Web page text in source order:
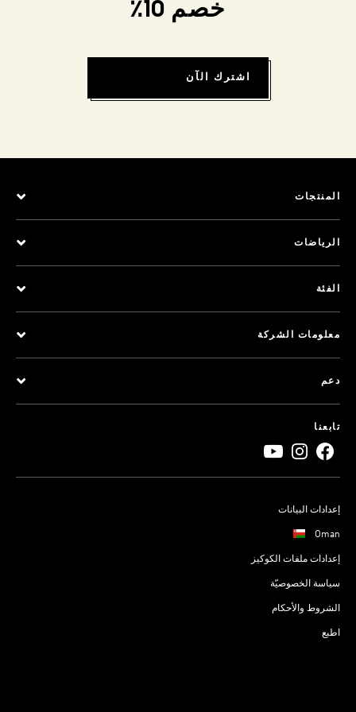
خصم 10٪
اشترك الآن
المنتجات
الرياضات
الفئة
معلومات الشركة
دعم
تابعنا
إعدادات البيانات
Oman
إعدادات ملفات الكوكيز
سياسة الخصوصيّة
الشروط والأحكام
اطبع